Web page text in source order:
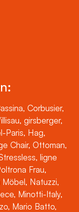
Corbusier,
girsberger,
Paris, Hag,
Chair, Ottoman,
ligne
Frau,
Natuzzi,
Minotti-Italy,
Mario Batto,